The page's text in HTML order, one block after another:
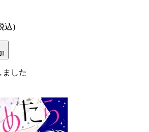
込)
ました